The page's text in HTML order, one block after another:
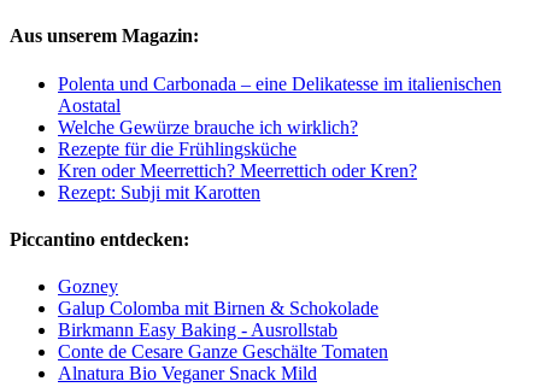
Aus unserem Magazin:
Polenta und Carbonada – eine Delikatesse im italienischen
Aostatal
Welche Gewürze brauche ich wirklich?
Rezepte für die Frühlingsküche
Kren oder Meerrettich? Meerrettich oder Kren?
Rezept: Subji mit Karotten
Piccantino entdecken:
Gozney
Galup Colomba mit Birnen & Schokolade
Birkmann Easy Baking - Ausrollstab
Conte de Cesare Ganze Geschälte Tomaten
Alnatura Bio Veganer Snack Mild